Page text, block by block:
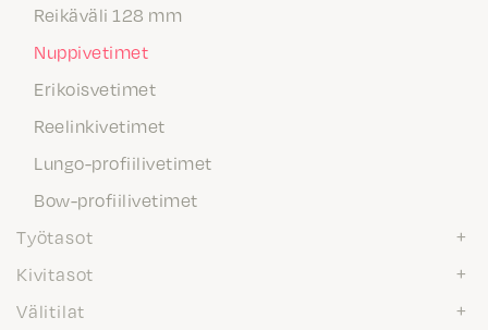
Reikäväli 128 mm
Nuppivetimet
Erikoisvetimet
Reelinkivetimet
Lungo-profiilivetimet
Bow-profiilivetimet
Työtasot
Kivitasot
Välitilat